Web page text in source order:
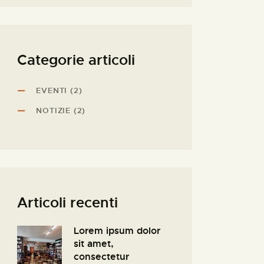
Categorie articoli
EVENTI (2)
NOTIZIE (2)
Articoli recenti
Lorem ipsum dolor
sit amet,
consectetur